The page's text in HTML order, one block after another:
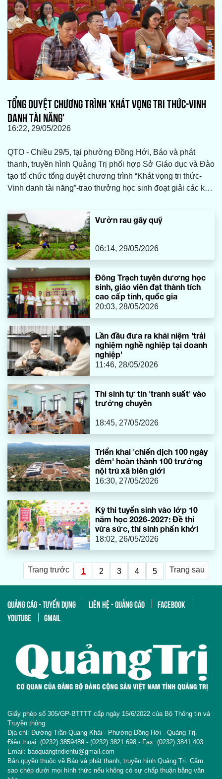
TỔNG DUYỆT CHƯƠNG TRÌNH 'KHÁT VỌNG TRI THỨC-VINH
DANH TÀI NĂNG'
16:22, 29/05/2026
QTO - Chiều 29/5, tại phường Đồng Hới, Báo và phát
thanh, truyền hình Quảng Trị phối hợp Sở Giáo dục và Đào
tạo tổ chức tổng duyệt chương trình “Khát vọng tri thức-
Vinh danh tài năng”-trao thưởng học sinh đoạt giải các kỳ
Vườn rau gây quỹ
06:14, 29/05/2026
Đông Trạch tuyên dương học
sinh, giáo viên đạt thành tích
cao cấp tỉnh, quốc gia
20:03, 28/05/2026
Lần đầu đưa ra khái niệm 'trải
nghiệm nghề nghiệp tại doanh
nghiệp'
11:46, 28/05/2026
Thí sinh tự tin 'tranh suất' vào
trường chuyên
18:45, 27/05/2026
Triển khai 'chiến dịch 100 ngày
đêm' hoàn thành 100 trường
nội trú xã biên giới
16:30, 27/05/2026
Kỳ thi tuyển sinh vào lớp 10
năm học 2026-2027: ​​​​​​​Đề thi
vừa sức, thí sinh phấn khởi
18:02, 26/05/2026
Trang trước 1 2 3 4 5 Trang sau
QUẢNG CÁO - TUYỂN DỤNG LIÊN HỆ - QUẢNG CÁO
FACEBOOK
YOUTUBE
GMAIL
Giấy phép số 305/GP-BTTTT cấp ngày 15/6/2022 của Bộ Thông tin và
Truyền thông
Địa chỉ: Đường Trần Quang Khải - Phường Đồng Hới - Quảng Trị.
Điện thoại: (0232).3859489 - (0232).3821 698 - Fax: (0232).3841 403
Email: baoquangtridientu@gmail.com
Bản quyền thuộc về Báo và phát thanh, truyền hình Quảng Trị. Cấm
sao chép dưới mọi hình thức nếu không có sự chấp thuận bằng văn